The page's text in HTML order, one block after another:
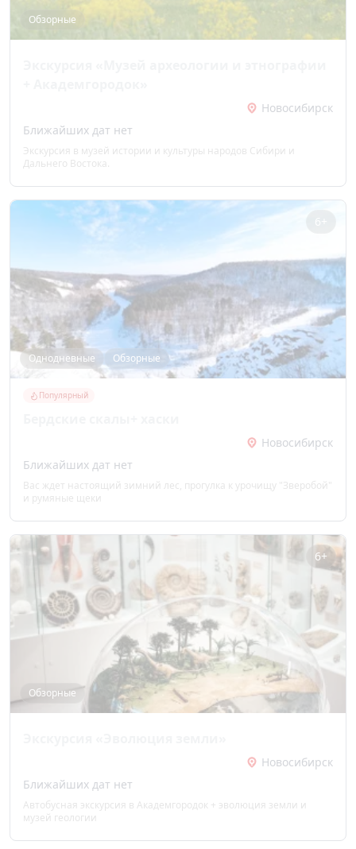
Обзорные
Новосибирск
Ближайших дат нет
Экскурсия в музей истории и культуры народов Сибири и
Дальнего Востока.
Однодневные Обзорные
Популярный
Новосибирск
Ближайших дат нет
Вас ждет настоящий зимний лес, прогулка к урочищу "Зверобой"
и румяные щеки
6+
Обзорные
Новосибирск
Ближайших дат нет
Автобусная экскурсия в Академгородок + эволюция земли и
музей геологии